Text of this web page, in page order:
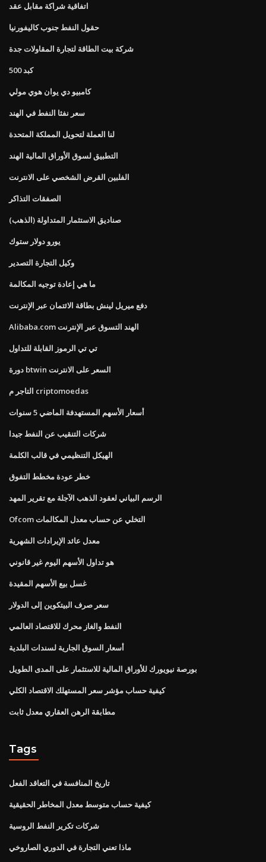
اتفاقية شراكة مقابل عقد
حقول النفط جنوب كاليفورنيا
شركة بيت الطاقة لتجارة المقاولات جدة
500 كبد
كامبيو دي يوان هوي مولي
سعر نفثا النفط في الهند
لنا العملة لتحويل المملكة المتحدة
التطبيق لسوق الأوراق المالية الهند
الفلبين القرض الشخصي على الانترنت
الصفقات التذاكر
صناديق الاستثمار المتداولة (الذهب)
يورو دولار ستوك
وكيل التجارة التصدير
ما هي إعادة توجيه المكالمة
دفع ميريل لينش بطاقة الائتمان عبر الإنترنت
Alibaba.com الهند التسوق عبر الإنترنت
تي تي الرموز القابلة للتداول
دورة btwin السعر على الانترنت
التاجر م criptomoedas
أسعار الأسهم المستهدفة الماضي 5 سنوات
شركات التنقيب عن النفط جيدا
الهيكل التنظيمي في قالب الكلمة
خطر عودة مخطط التفوق
الرسم البياني لعقود الذهب الآجلة مع تقرير المهد
Ofcom التخلي عن حساب معدل المكالمات
معدل عائد الإيرادات الشهرية
هو تداول الأسهم اليوم غير قانوني
غسل بيع الأسهم المقيدة
سعر صرف البيتكوين إلى الدولار
النفط والغاز محرك للاقتصاد العالمي
أسعار السوق الجارية لسندات البلدية
بورصة نيويورك للأوراق المالية للاستثمار على المدى الطويل
كيفية حساب مؤشر سعر المستهلك الاقتصاد الكلي
مطابقة الرهن العقاري معدل ثابت
Tags
تاريخ المنافسة في التعاقد الفعل
كيفية حساب متوسط ​​معدل المخاطر الحقيقية
شركات تكرير النفط الروسية
ماذا تعني التجارة في الدوري الصاروخي